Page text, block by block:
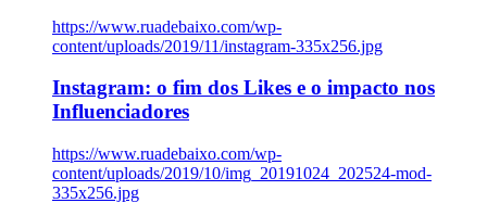
https://www.ruadebaixo.com/wp-
content/uploads/2019/11/instagram-335x256.jpg
Instagram: o fim dos Likes e o impacto nos
Influenciadores
https://www.ruadebaixo.com/wp-
content/uploads/2019/10/img_20191024_202524-mod-
335x256.jpg